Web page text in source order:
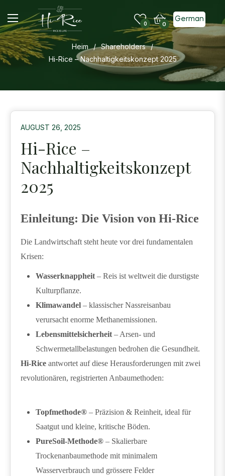
0 Einkaufswagen
0
German
Heim / Shareholders /
Hi-Rice – Nachhaltigkeitskonzept 2025
AUGUST 26, 2025
Hi-Rice –
Nachhaltigkeitskonzept
2025
Einleitung: Die Vision von Hi-Rice
Die Landwirtschaft steht heute vor drei fundamentalen
Krisen:
Wasserknappheit – Reis ist weltweit die durstigste
Kulturpflanze.
Klimawandel – klassischer Nassreisanbau
verursacht enorme Methanemissionen.
Lebensmittelsicherheit – Arsen- und
Schwermetallbelastungen bedrohen die Gesundheit.
Hi-Rice antwortet auf diese Herausforderungen mit zwei
revolutionären, registrierten Anbaumethoden:
Topfmethode® – Präzision & Reinheit, ideal für
Saatgut und kleine, kritische Böden.
PureSoil-Methode® – Skalierbare
Trockenanbaumethode mit minimalem
Wasserverbrauch und grössere Felder